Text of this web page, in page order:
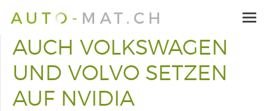
AUCH VOLKSWAGEN
UND VOLVO SETZEN
AUF NVIDIA